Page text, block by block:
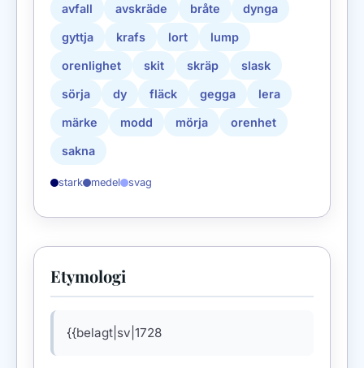
avfall avskräde bråte dynga
gyttja krafs lort lump
orenlighet skit skräp slask
sörja dy fläck gegga lera
märke modd mörja orenhet
sakna
stark medel svag
Etymologi
{{belagt|sv|1728